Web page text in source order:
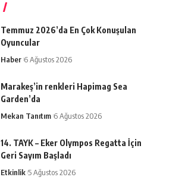
Temmuz 2026’da En Çok Konuşulan
Oyuncular
Haber 6 Ağustos 2026
Marakeş’in renkleri Hapimag Sea
Garden’da
Mekan Tanıtım 6 Ağustos 2026
14. TAYK – Eker Olympos Regatta İçin
Geri Sayım Başladı
Etkinlik 5 Ağustos 2026